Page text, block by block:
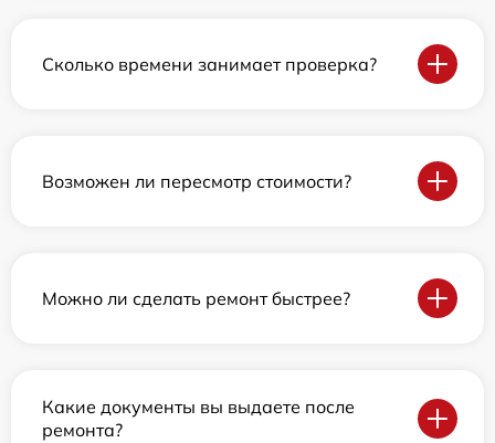
Сколько времени занимает проверка?
Возможен ли пересмотр стоимости?
Можно ли сделать ремонт быстрее?
Какие документы вы выдаете после
ремонта?